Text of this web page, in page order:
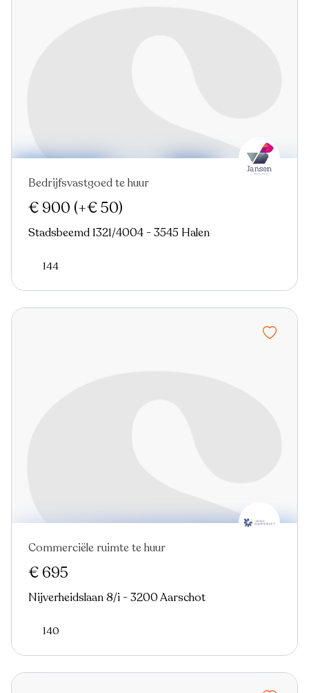
Nieuw
Bedrijfsvastgoed te huur
€ 900 (+€ 50)
Stadsbeemd 1321/4004 - 3545 Halen
144
Commerciële ruimte te huur
€ 695
Nijverheidslaan 8/i - 3200 Aarschot
140